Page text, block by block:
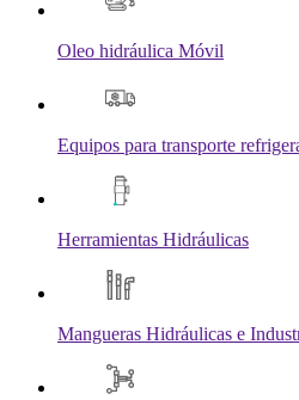
Oleo hidráulica Móvil
Equipos para transporte
Herramientas Hidráulicas
Mangueras Hidráulicas e